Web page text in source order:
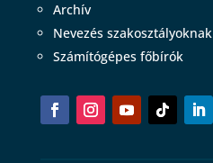
Archív
Nevezés szakosztályoknak
Számítógépes főbírók